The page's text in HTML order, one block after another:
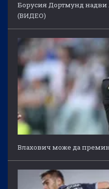
Борусия Дортмунд надви
(ВИДЕО)
Влахович може да